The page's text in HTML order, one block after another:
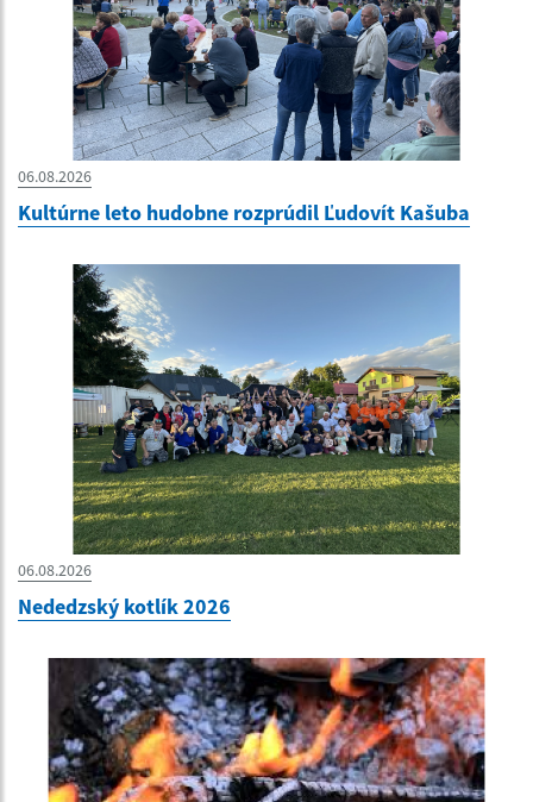
06.08.2026
Kultúrne leto hudobne rozprúdil Ľudovít Kašuba
06.08.2026
Nededzský kotlík 2026